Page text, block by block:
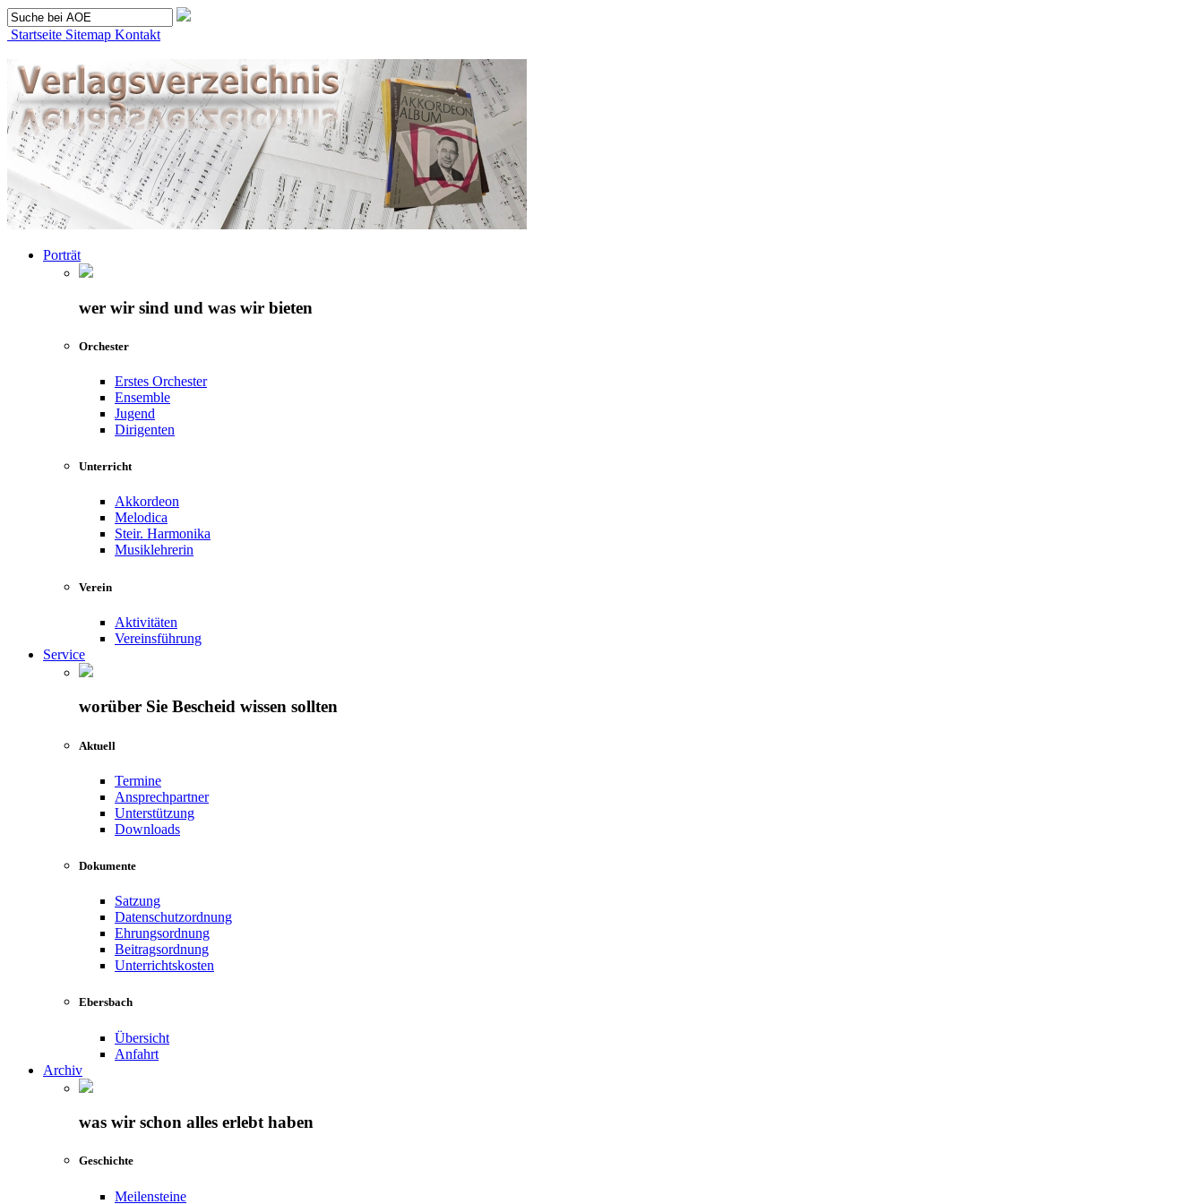
Startseite Sitemap Kontakt
Porträt
wer wir sind und was wir bieten
Orchester
Erstes Orchester
Ensemble
Jugend
Dirigenten
Unterricht
Akkordeon
Melodica
Steir. Harmonika
Musiklehrerin
Verein
Aktivitäten
Vereinsführung
Service
worüber Sie Bescheid wissen sollten
Aktuell
Termine
Ansprechpartner
Unterstützung
Downloads
Dokumente
Satzung
Datenschutzordnung
Ehrungsordnung
Beitragsordnung
Unterrichtskosten
Ebersbach
Übersicht
Anfahrt
Archiv
was wir schon alles erlebt haben
Geschichte
Meilensteine